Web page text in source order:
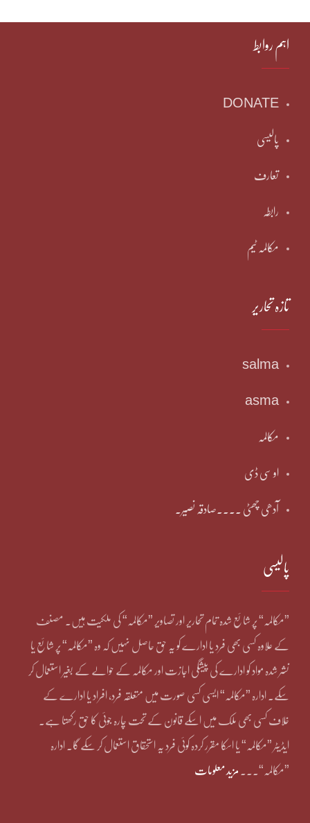
اہم روابط
DONATE
پالیسی
تعارف
رابطہ
مکالمہ ٹیم
تازہ تحاریر
salma
asma
مکالمہ
او سی ڈی
آدھی چھٹی ۔۔۔۔صادقہ نصیر۔
پالیسی
”مکالمہ“ پر شائع شدہ تمام تحاریر اور تصاویر ”مکالمہ“ کی ملکیت ہیں۔ مصنف
کے علاوہ کسی بھی فرد یا ادارے کو یہ حق حاصل نہیں کہ وہ ”مکالمہ“ پر شائع یا
نشر شدہ مواد کو ادارے کی پیشگی اجازت اور مکالمہ کے حوالے کے بغیر استعمال کر
سکے۔ ادارہ ”مکالمہ“ ایسی کسی صورت میں متعلقہ فرد، افراد یا ادارے کے
خلاف کسی بھی ملک میں اسکے قانون کے تحت چارہ جوئی کا حق رکھتا ہے۔
ایڈیٹر ”مکالمہ“ یا اسکا مقرر کردہ کوئی فرد یہ استحقاق استعمال کر سکے گا۔ ادارہ
”مکالمہ“۔۔۔ مزید معلومات